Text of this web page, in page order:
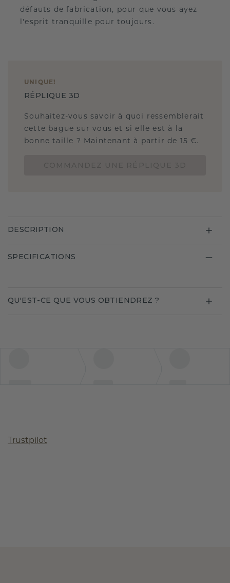
défauts de fabrication, pour que vous ayez
l'esprit tranquille pour toujours.
UNIQUE !
RÉPLIQUE 3D
Souhaitez-vous savoir à quoi ressemblerait
cette bague sur vous et si elle est à la
bonne taille ? Maintenant à partir de 15 €.
DESCRIPTION
SPECIFICATIONS
QU'EST-CE QUE VOUS OBTIENDREZ ?
Trustpilot